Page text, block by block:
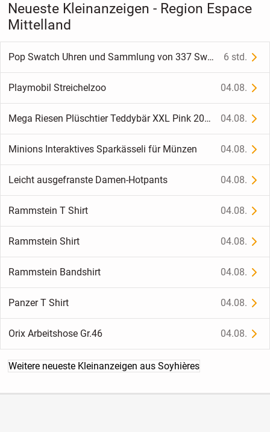
Neueste Kleinanzeigen - Region Espace
Mittelland
Pop Swatch Uhren und Sammlung von 337 Swatch Uhren.
6 std.
Playmobil Streichelzoo 04.08.
Mega Riesen Plüschtier Teddybär XXL Pink 200 cm04.08.
Minions Interaktives Sparkässeli für Münzen 04.08.
Leicht ausgefranste Damen-Hotpants 04.08.
Rammstein T Shirt 04.08.
Rammstein Shirt 04.08.
Rammstein Bandshirt 04.08.
Panzer T Shirt 04.08.
Orix Arbeitshose Gr.46 04.08.
Weitere neueste Kleinanzeigen aus Soyhières